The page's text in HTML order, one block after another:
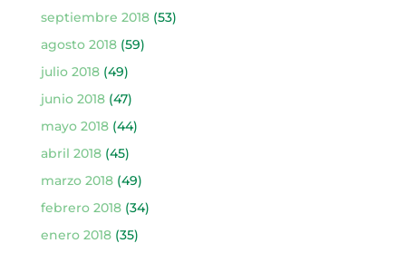
septiembre 2018(53)
agosto 2018(59)
julio 2018(49)
junio 2018(47)
mayo 2018(44)
abril 2018(45)
marzo 2018(49)
febrero 2018(34)
enero 2018(35)